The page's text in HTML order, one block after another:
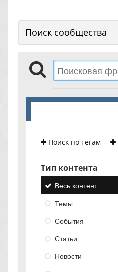
Поиск сообщества
Поиск по тегам
Тип контента
Весь контент
Темы
События
Статьи
Новости